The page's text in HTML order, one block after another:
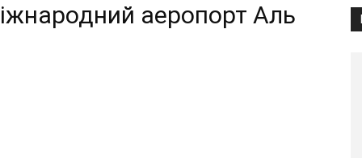
аеропорт Аль